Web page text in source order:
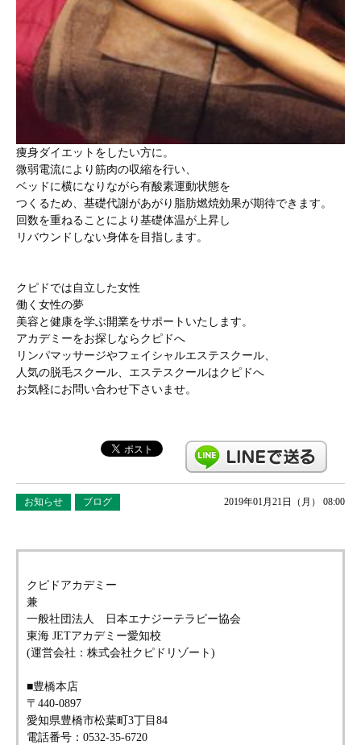
痩身ダイエットをしたい方に。
微弱電流により筋肉の収縮を行い、
ベッドに横になりながら有酸素運動状態を
つくるため、基礎代謝があがり脂肪燃焼効果が期待できます。
回数を重ねることにより基礎体温が上昇し
リバウンドしない身体を目指します。
クピドでは自立した女性
働く女性の夢
美容と健康を学ぶ開業をサポートいたします。
アカデミーをお探しならクピドへ
リンパマッサージやフェイシャルエステスクール、
人気の脱毛スクール、エステスクールはクピドへ
お気軽にお問い合わせ下さいませ。
お知らせ ブログ 2019年01月21日（月） 08:00
クピドアカデミー
兼
一般社団法人 日本エナジーテラピー協会
東海 JETアカデミー愛知校
(運営会社：株式会社クピドリゾート)
■豊橋本店
〒440-0897
愛知県豊橋市松葉町3丁目84
電話番号：0532-35-6720